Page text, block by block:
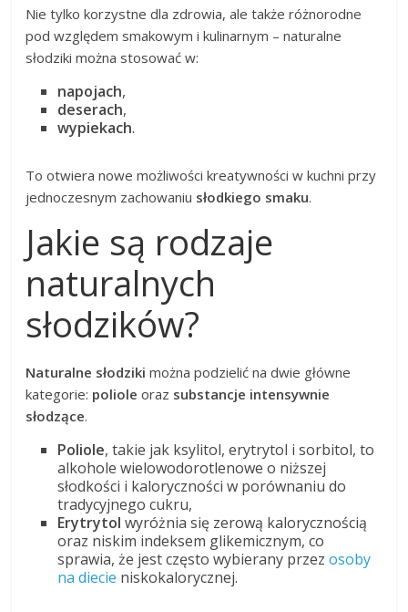
Nie tylko korzystne dla zdrowia, ale także różnorodne
pod względem smakowym i kulinarnym – naturalne
słodziki można stosować w:
napojach,
deserach,
wypiekach.
To otwiera nowe możliwości kreatywności w kuchni przy
jednoczesnym zachowaniu słodkiego smaku.
Jakie są rodzaje
naturalnych
słodzików?
Naturalne słodziki można podzielić na dwie główne
kategorie: poliole oraz substancje intensywnie
słodzące.
Poliole, takie jak ksylitol, erytrytol i sorbitol, to
alkohole wielowodorotlenowe o niższej
słodkości i kaloryczności w porównaniu do
tradycyjnego cukru,
Erytrytol wyróżnia się zerową kalorycznością
oraz niskim indeksem glikemicznym, co
sprawia, że jest często wybierany przezosoby
na diecie niskokalorycznej.